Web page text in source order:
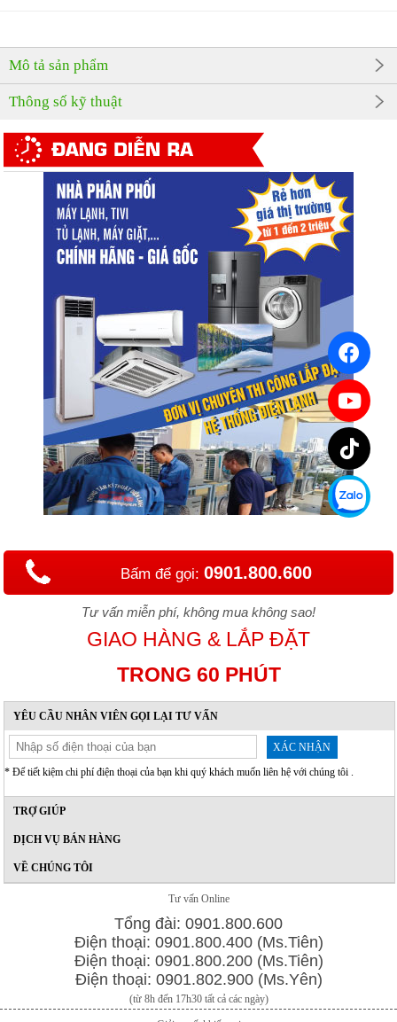
Mô tả sản phẩm
Thông số kỹ thuật
Bấm để gọi: 0901.800.600
Tư vấn miễn phí, không mua không sao!
GIAO HÀNG & LẮP ĐẶT
TRONG 60 PHÚT
YÊU CẦU NHÂN VIÊN GỌI LẠI TƯ VẤN
XÁC NHẬN
* Để tiết kiệm chi phí điện thoại của bạn khi quý khách muốn liên hệ với chúng tôi .
TRỢ GIÚP
DỊCH VỤ BÁN HÀNG
VỀ CHÚNG TÔI
Tư vấn Online
Tổng đài: 0901.800.600
Điện thoại: 0901.800.400 (Ms.Tiên)
Điện thoại: 0901.800.200 (Ms.Tiên)
Điện thoại: 0901.802.900 (Ms.Yên)
(từ 8h đến 17h30 tất cả các ngày)